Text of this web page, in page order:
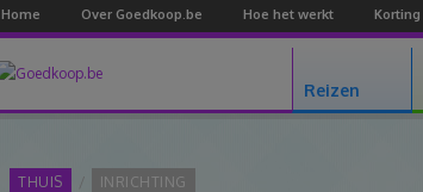
Home Over Goedkoop.be Hoe het werkt Korting
Reizen
THUIS INRICHTING